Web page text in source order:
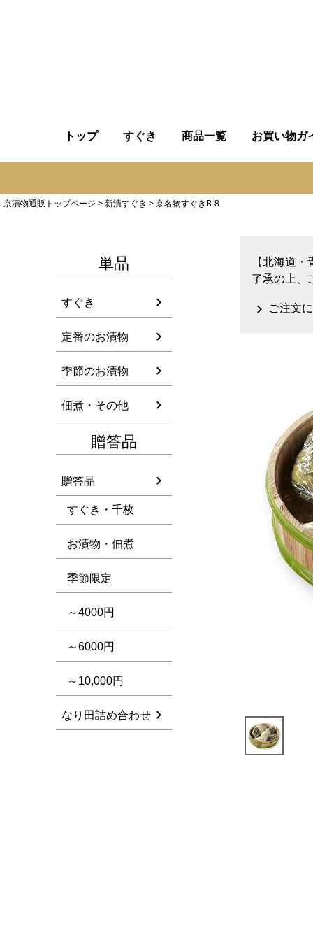
トップ すぐき 商品一覧 お買い物ガ
京漬物通販トップページ 新漬すぐき 京名物すぐきB-8
単品
すぐき
定番のお漬物
季節のお漬物
佃煮・その他
贈答品
贈答品
すぐき・千枚
お漬物・佃煮
季節限定
～4000円
～6000円
～10,000円
なり田詰め合わせ
【北海道
了承の上、
ご注文